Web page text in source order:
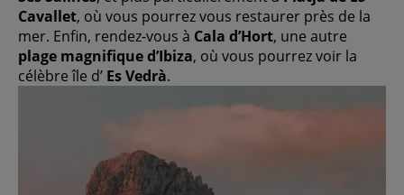
Cavallet, où vous pourrez vous restaurer près de la
mer. Enfin, rendez-vous à Cala d’Hort, une autre
plage magnifique d’Ibiza, où vous pourrez voir la
célèbre île d’ Es Vedrà.